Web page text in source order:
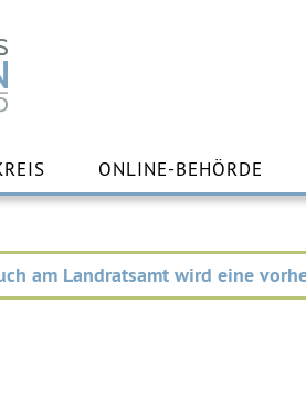
Inhalt
springen
ONLINE-BEHÖRDE
am Landratsamt wird eine